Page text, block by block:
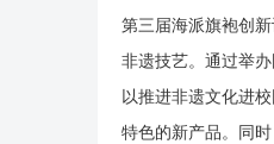
第三届海派旗袍创
非遗技艺。通过举
以推进非遗文化进
特色的新产品。同